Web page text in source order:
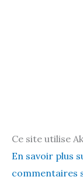
Ce site utilise
En savoir plus
commentaires